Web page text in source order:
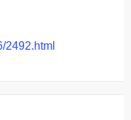
2492.html